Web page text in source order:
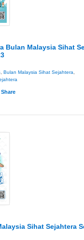
Bulan Malaysia Sihat
Bulan Malaysia Sihat Sejahtera
Sihat Sejahtera